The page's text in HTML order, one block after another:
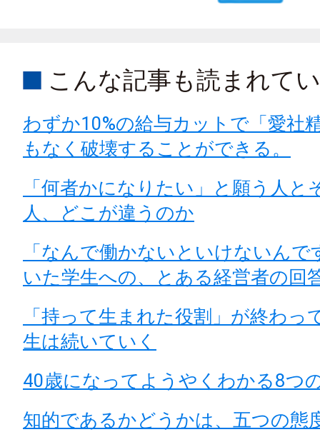
こんな記事も読まれて
わずか10%の給与カットで「愛社
もなく破壊することができる。
「何者かになりたい」と願う人と
人、どこが違うのか
「なんで働かないといけないんで
いた学生への、とある経営者の回
「持って生まれた役割」が終わっ
生は続いていく
40歳になってようやくわかる8つ
知的であるかどうかは、五つの態